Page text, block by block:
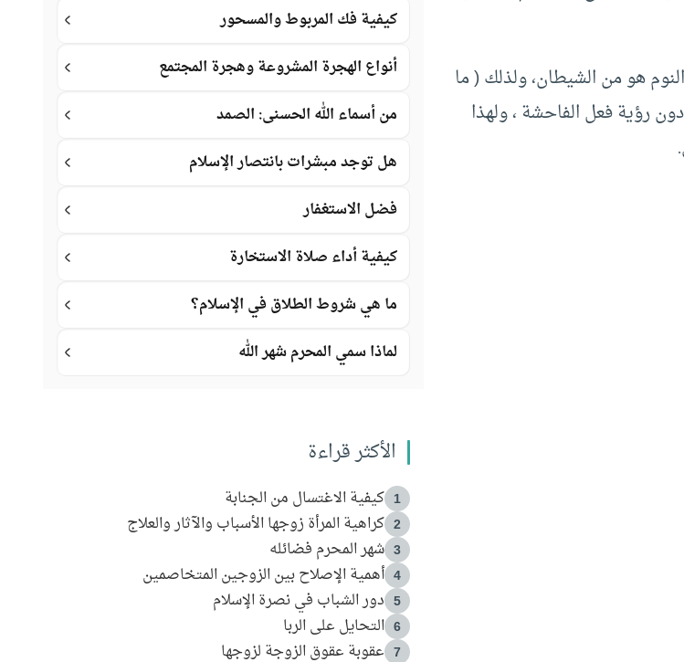
هو من الشيطان، ولذلك ( ما
رؤية فعل الفاحشة ، ولهذا
كيفية فك المربوط والمسحور
أنواع الهجرة المشروعة وهجرة المجتمع
من أسماء الله الحسنى: الصمد
هل توجد مبشرات بانتصار الإسلام
فضل الاستغفار
كيفية أداء صلاة الاستخارة
ما هي شروط الطلاق في الإسلام؟
لماذا سمي المحرم شهر الله
الأكثر قراءة
1 كيفية الاغتسال من الجنابة
2 كراهية المرأة زوجها الأسباب والآثار والعلاج
3 شهر المحرم فضائله
4 أهمية الإصلاح بين الزوجين المتخاصمين
5 دور الشباب في نصرة الإسلام
6 التحايل على الربا
7 عقوبة عقوق الزوجة لزوجها